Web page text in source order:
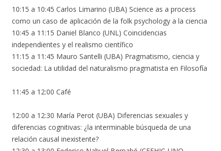
10:15 a 10:45 Carlos Limarino (UBA) Science as a process
como un caso de aplicación de la folk psychology a la ciencia
10:45 a 11:15 Daniel Blanco (UNL) Coincidencias
independientes y el realismo científico
11:15 a 11:45 Mauro Santelli (UBA) Pragmatismo, ciencia y
sociedad: La utilidad del naturalismo pragmatista en Filosofía
11:45 a 12:00 Café
12:00 a 12:30 María Perot (UBA) Diferencias sexuales y
diferencias cognitivas: ¿la interminable búsqueda de una
relación causal inexistente?